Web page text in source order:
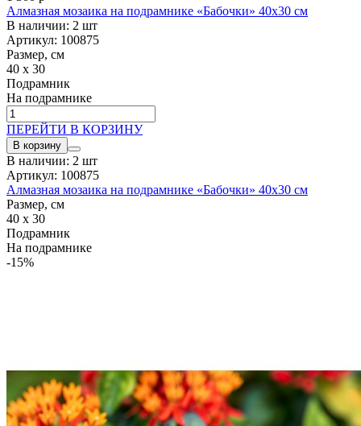
Алмазная мозаика на подрамнике «Бабочки» 40x30 см
В наличии: 2 шт
Артикул: 100875
Размер, см
40 x 30
Подрамник
На подрамнике
ПЕРЕЙТИ В КОРЗИНУ
В корзину
В наличии: 2 шт
Артикул: 100875
Алмазная мозаика на подрамнике «Бабочки» 40x30 см
Размер, см
40 x 30
Подрамник
На подрамнике
-15%